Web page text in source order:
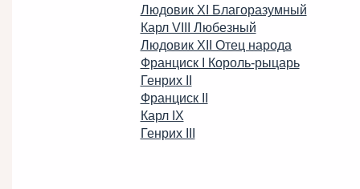
Людовик XI Благоразумный
Карл VIII Любезный
Людовик XII Отец народа
Франциск I Король-рыцарь
Генрих II
Франциск II
Карл IX
Генрих III